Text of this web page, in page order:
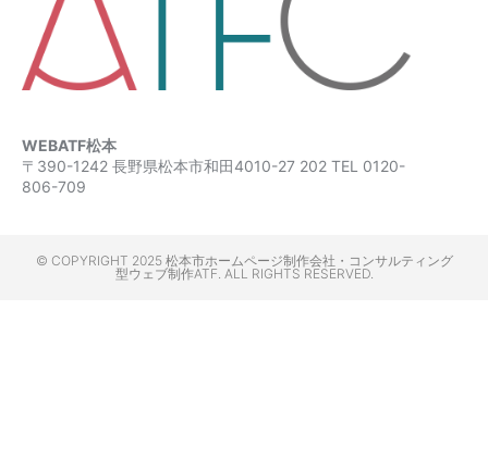
WEBATF松本
〒390-1242 長野県松本市和田4010-27 202 TEL 0120-
806-709
© COPYRIGHT 2025 松本市ホームページ制作会社・コンサルティング
型ウェブ制作ATF. ALL RIGHTS RESERVED.